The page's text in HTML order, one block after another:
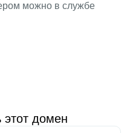
можно в службе
этот домен